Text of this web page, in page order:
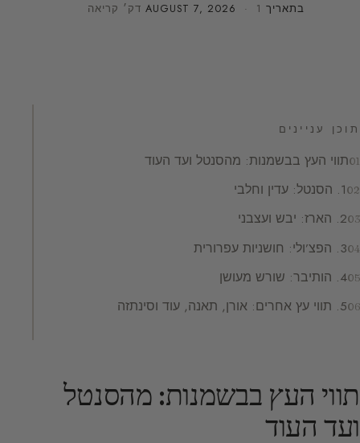
בתאריך
AUGUST 7, 2026 · 1 דק׳ קריאה
תוכן עניינים
תווי העץ בבשמנות: מהסנטל ועד העוד
1. הסנטל: עדין וחלבי
2. הארז: יבש ועצבני
3. הפצ’ולי: חושניות עפרורית
4. הותיבר: שורש מעושן
5. תווי עץ אחרים: אורן, תאנה, עוד וסינתזה
תווי העץ בבשמנות: מהסנטל
ועד העוד